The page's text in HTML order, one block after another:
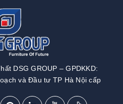
DSG GROUP – GPDKKD:
và Đầu tư TP Hà Nội cấp